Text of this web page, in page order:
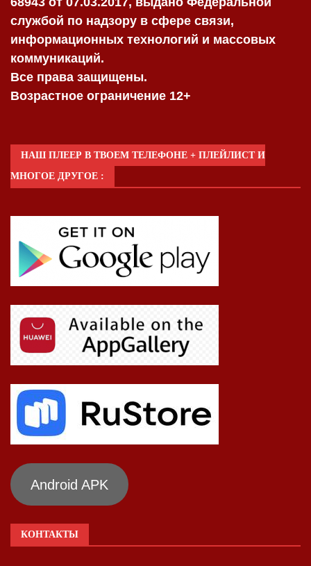
службой по надзору в сфере связи,
информационных технологий и массовых
коммуникаций.
Все права защищены.
Возрастное ограничение 12+
НАШ ПЛЕЕР В ТВОЕМ ТЕЛЕФОНЕ + ПЛЕЙЛИСТ И
МНОГОЕ ДРУГОЕ :
Android APK
КОНТАКТЫ